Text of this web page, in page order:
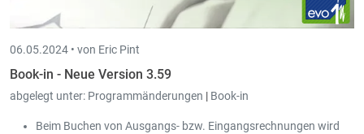
06.05.2024 • von Eric Pint
Book-in - Neue Version 3.59
abgelegt unter: Programmänderungen | Book-in
Beim Buchen von Ausgangs- bzw. Eingangsrechnungen wird